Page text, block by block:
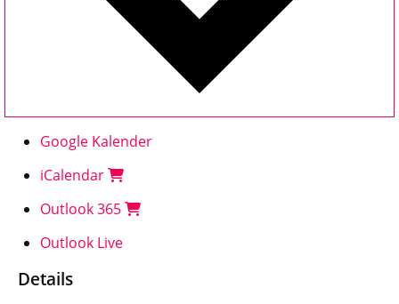
Google Kalender
iCalendar
Outlook 365
Outlook Live
Details